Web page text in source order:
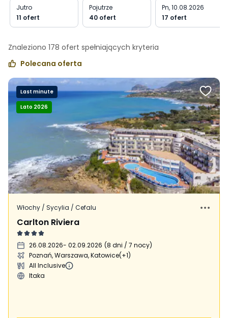
Jutro
11 ofert
Pojutrze
40 ofert
Pn, 10.08.2026
17 ofert
Znaleziono 178 ofert spełniających kryteria
Polecana oferta
Last minute
Lato 2026
Włochy / Sycylia / Cefalu
Carlton Riviera
26.08.2026- 02.09.2026 (8 dni / 7 nocy)
Poznań, Warszawa, Katowice(+1)
All Inclusive
Itaka